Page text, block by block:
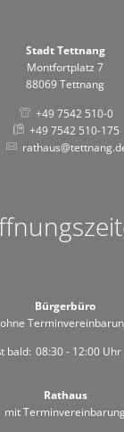
Stadt Tettnang
Montfortplatz 7
88069 Tettnang
+49 7542 510-0
+49 7542 510-175
Bürgerbüro
ohne
um weitere Öffnungs-
bald: 08:30- 12:00Uhr
Rathaus
mit